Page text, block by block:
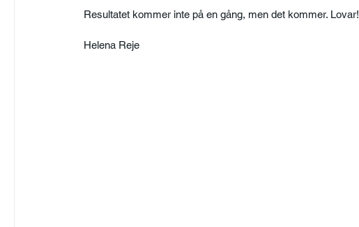
Resultatet kommer inte på en gång, men det kommer. Lovar!
Helena Reje